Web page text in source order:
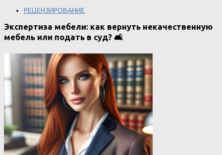
РЕЦЕНЗИРОВАНИЕ
Экспертиза мебели: как вернуть некачественную
мебель или подать в суд? 🛋️